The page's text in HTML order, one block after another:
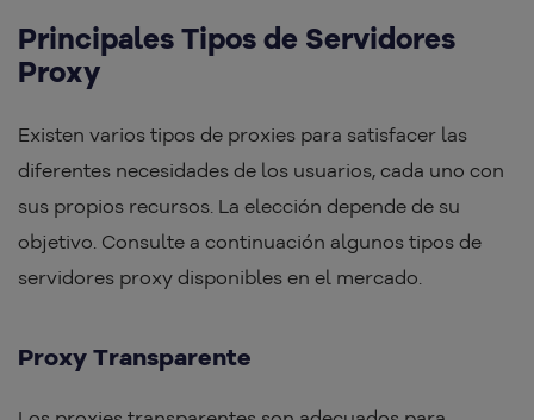
Principales Tipos de Servidores
Proxy
Existen varios tipos de proxies para satisfacer las
diferentes necesidades de los usuarios, cada uno con
sus propios recursos. La elección depende de su
objetivo. Consulte a continuación algunos tipos de
servidores proxy disponibles en el mercado.
Proxy Transparente